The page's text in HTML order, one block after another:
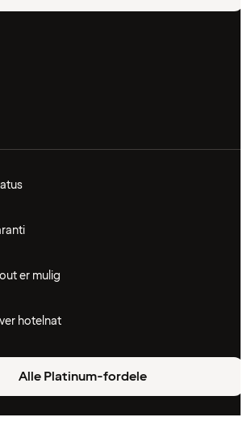
er mulig
hotelnat
Alle Platinum-fordele